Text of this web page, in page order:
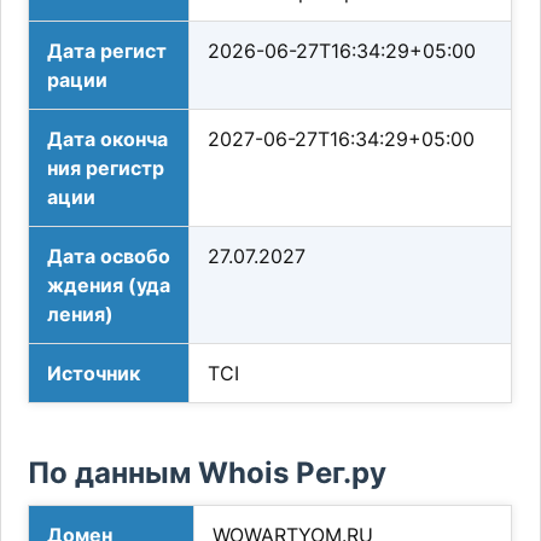
Дата регист
рации
2026-06-27T16:34:29+05:00
Дата оконча
ния регистр
ации
2027-06-27T16:34:29+05:00
Дата освобо
ждения (уда
ления)
27.07.2027
Источник TCI
По данным Whois Рег.ру
Домен WOWARTYOM.RU